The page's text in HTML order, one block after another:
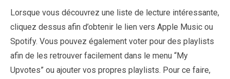
Lorsque vous découvrez une liste de lecture intéressante,
cliquez dessus afin d’obtenir le lien vers Apple Music ou
Spotify. Vous pouvez également voter pour des playlists
afin de les retrouver facilement dans le menu “My
Upvotes” ou ajouter vos propres playlists. Pour ce faire,